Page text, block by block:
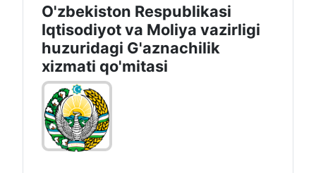
O'zbekiston Respublikasi
Iqtisodiyot vа Moliya vazirligi
huzuridagi G'aznachilik
xizmati qo'mitasi